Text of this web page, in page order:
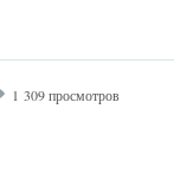
1 309 просмотров